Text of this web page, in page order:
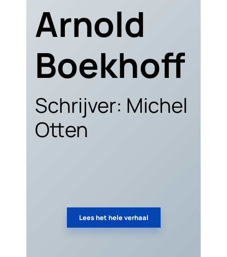
Arnold
Boekhoff
Schrijver: Michel
Otten
Lees het hele verhaal